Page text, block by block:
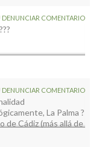
DENUNCIAR COMENTARIO
DENUNCIAR COMENTARIO
La Palma ?
Cádiz (más allá de
publica? Pues